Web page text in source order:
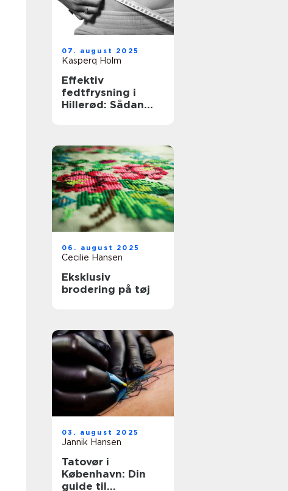
07. august 2025
Kasperq Holm
Effektiv
fedtfrysning i
Hillerød: Sådan
06. august 2025
Cecilie Hansen
Eksklusiv
brodering på tøj
03. august 2025
Jannik Hansen
Tatovør i
København: Din
guide til